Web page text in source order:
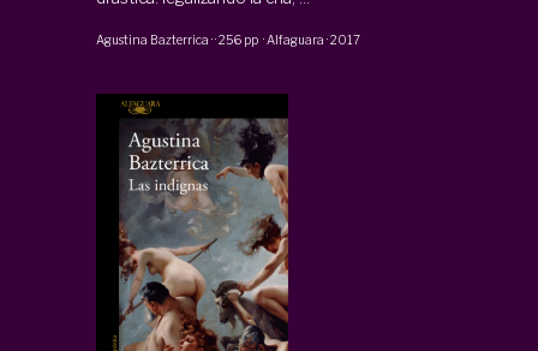
Agustina Bazterrica ··256 pp · Alfaguara ·2017